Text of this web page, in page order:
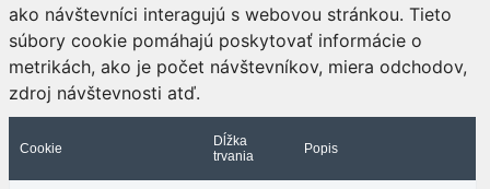
ako návštevníci interagujú s webovou stránkou. Tieto
súbory cookie pomáhajú poskytovať informácie o
metrikách, ako je počet návštevníkov, miera odchodov,
zdroj návštevnosti atď.
Cookie
Dĺžka
trvania
Popis